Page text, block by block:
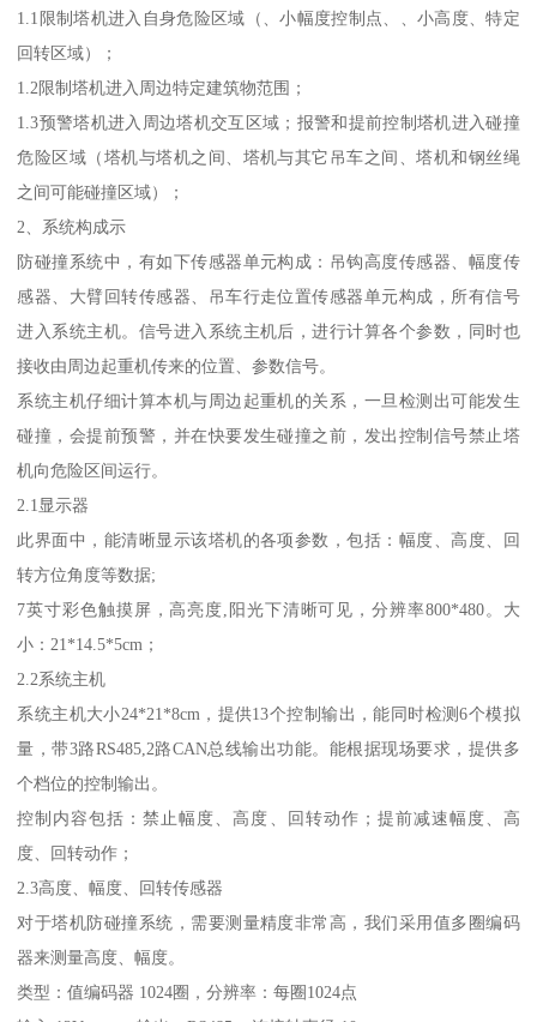
1.1限制塔机进入自身危险区域（、小幅度控制点、、小高度、特定
回转区域）；
1.2限制塔机进入周边特定建筑物范围；
1.3预警塔机进入周边塔机交互区域；报警和提前控制塔机进入碰撞
危险区域（塔机与塔机之间、塔机与其它吊车之间、塔机和钢丝绳
之间可能碰撞区域）；
2、系统构成示
防碰撞系统中，有如下传感器单元构成：吊钩高度传感器、幅度传
感器、大臂回转传感器、吊车行走位置传感器单元构成，所有信号
进入系统主机。信号进入系统主机后，进行计算各个参数，同时也
接收由周边起重机传来的位置、参数信号。
系统主机仔细计算本机与周边起重机的关系，一旦检测出可能发生
碰撞，会提前预警，并在快要发生碰撞之前，发出控制信号禁止塔
机向危险区间运行。
2.1显示器
此界面中，能清晰显示该塔机的各项参数，包括：幅度、高度、回
转方位角度等数据;
7英寸彩色触摸屏，高亮度,阳光下清晰可见，分辨率800*480。大
小：21*14.5*5cm；
2.2系统主机
系统主机大小24*21*8cm，提供13个控制输出，能同时检测6个模拟
量，带3路RS485,2路CAN总线输出功能。能根据现场要求，提供多
个档位的控制输出。
控制内容包括：禁止幅度、高度、回转动作；提前减速幅度、高
度、回转动作；
2.3高度、幅度、回转传感器
对于塔机防碰撞系统，需要测量精度非常高，我们采用值多圈编码
器来测量高度、幅度。
类型：值编码器 1024圈，分辨率：每圈1024点